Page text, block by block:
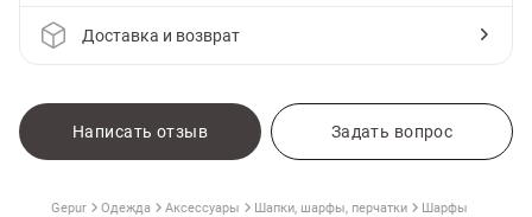
Доставка и возврат
Написать отзыв Задать вопрос
Gepur Одежда Аксессуары Шапки, шарфы, перчатки Шарфы